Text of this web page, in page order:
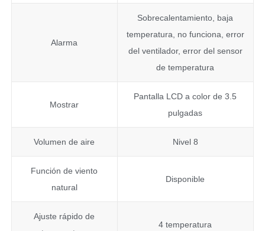
Alarma
Sobrecalentamiento, baja
temperatura, no funciona, error
del ventilador, error del sensor
de temperatura
Mostrar
Pantalla LCD a color de 3.5
pulgadas
Volumen de aire Nivel 8
Función de viento
natural
Disponible
Ajuste rápido de
4 temperatura